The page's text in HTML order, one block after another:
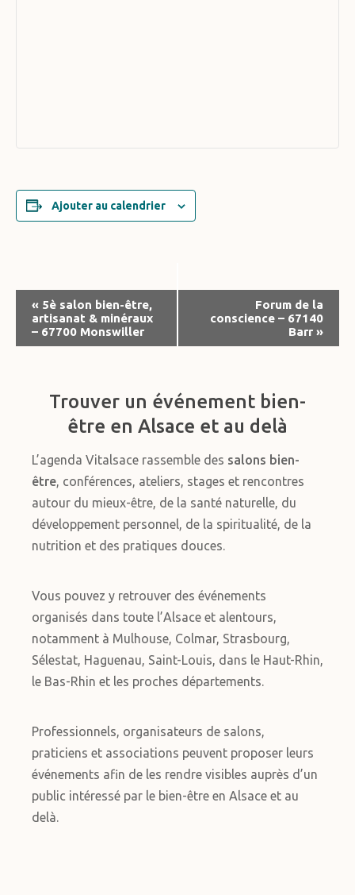
Ajouter au calendrier
Navigation
Évènement
« 5è salon bien-être,
artisanat & minéraux
– 67700 Monswiller
Forum de la
conscience – 67140
Barr »
Trouver un événement bien-
être en Alsace et au delà
L’agenda Vitalsace rassemble des salons bien-
être, conférences, ateliers, stages et rencontres
autour du mieux-être, de la santé naturelle, du
développement personnel, de la spiritualité, de la
nutrition et des pratiques douces.
Vous pouvez y retrouver des événements
organisés dans toute l’Alsace et alentours,
notamment à Mulhouse, Colmar, Strasbourg,
Sélestat, Haguenau, Saint-Louis, dans le Haut-Rhin,
le Bas-Rhin et les proches départements.
Professionnels, organisateurs de salons,
praticiens et associations peuvent proposer leurs
événements afin de les rendre visibles auprès d’un
public intéressé par le bien-être en Alsace et au
delà.